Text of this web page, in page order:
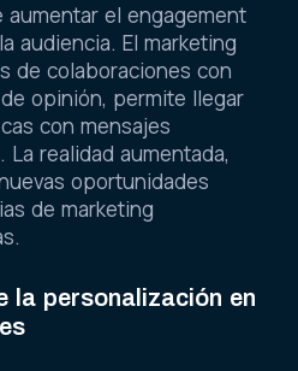
aumentar el engagement
audiencia. El marketing
de colaboraciones con
opinión, permite llegar
con mensajes
realidad aumentada,
oportunidades
de marketing
la personalización en